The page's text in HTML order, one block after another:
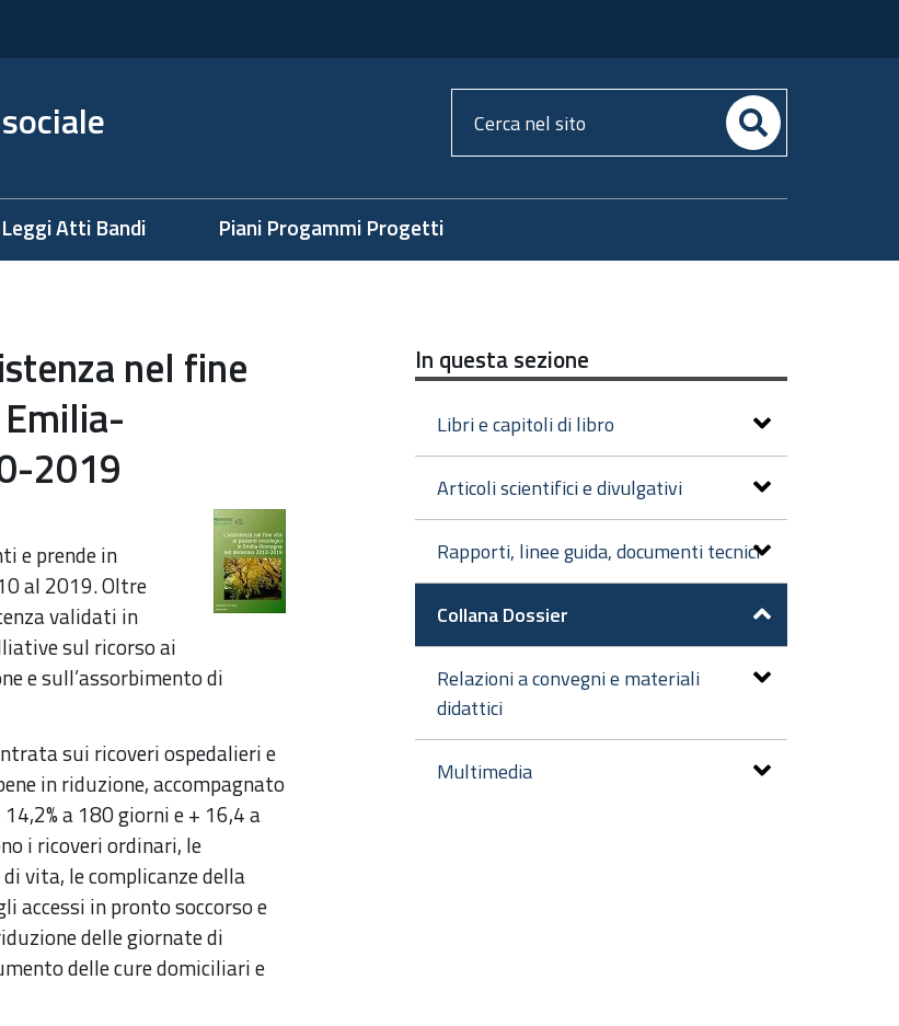
Cerca
nel
Leggi Atti Bandi Piani Progammi Progetti
nel fine
2019
e prende in
al 2019. Oltre
validati in
sul ricorso ai
e sull’assorbimento di
sui ricoveri ospedalieri e
in riduzione, accompagnato
a 180 giorni e + 16,4 a
i ricoveri ordinari, le
vita, le complicanze della
accessi in pronto soccorso e
delle giornate di
delle cure domiciliari e
In questa sezione
Libri e capitoli di libro
Articoli scientifici e divulgativi
Rapporti, linee guida, documenti tecnici
Collana Dossier
Relazioni a convegni e materiali
didattici
Multimedia